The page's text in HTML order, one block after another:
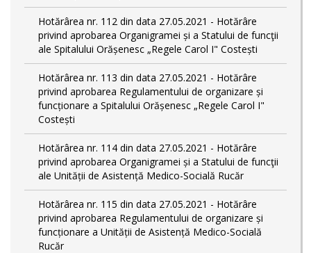
Hotărârea nr. 112 din data 27.05.2021 - Hotărâre
privind aprobarea Organigramei și a Statului de funcţii
ale Spitalului Orășenesc „Regele Carol I" Costești
Hotărârea nr. 113 din data 27.05.2021 - Hotărâre
privind aprobarea Regulamentului de organizare și
funcționare a Spitalului Orășenesc „Regele Carol I"
Costești
Hotărârea nr. 114 din data 27.05.2021 - Hotărâre
privind aprobarea Organigramei și a Statului de funcţii
ale Unității de Asistență Medico-Socială Rucăr
Hotărârea nr. 115 din data 27.05.2021 - Hotărâre
privind aprobarea Regulamentului de organizare și
funcționare a Unității de Asistență Medico-Socială
Rucăr